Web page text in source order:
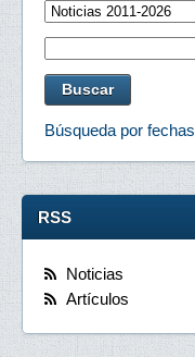
Búsqueda por fechas
RSS
Noticias
Artículos